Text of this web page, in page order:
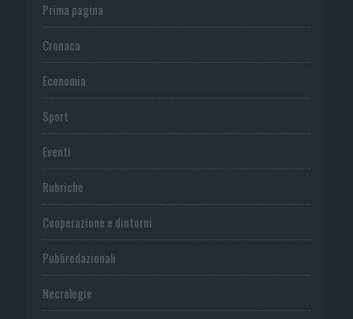
Prima pagina
Cronaca
Economia
Sport
Eventi
Rubriche
Cooperazione e dintorni
Publiredazionali
Necrologie